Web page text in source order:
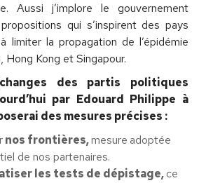
Aussi j’implore le gouvernement
qui s’inspirent des pays
limiter la propagation de l’épidémie
Hong Kong et Singapour.
des partis politiques
par Edouard Philippe à
des mesures précises :
nos frontières,mesure adoptée
de nos partenaires.
les tests de dépistage,ce